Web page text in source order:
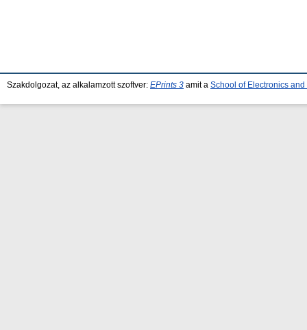
Szakdolgozat, az alkalamzott szoftver: EPrints 3 amit a School of Electronics